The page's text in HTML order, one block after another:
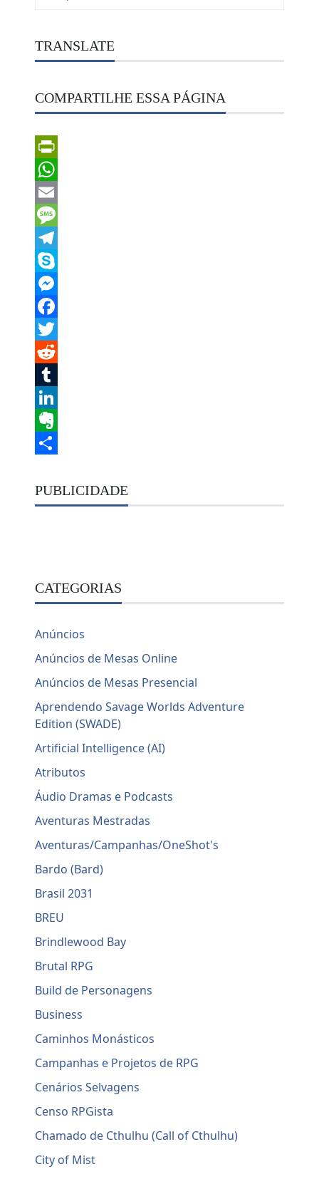
TRANSLATE
COMPARTILHE ESSA PÁGINA
PrintFriendly
WhatsApp
Email
Message
Telegram
Skype
Messenger
Facebook
Twitter
Reddit
Tumblr
LinkedIn
Evernote
PUBLICIDADE
CATEGORIAS
Anúncios
Anúncios de Mesas Online
Anúncios de Mesas Presencial
Aprendendo Savage Worlds Adventure
Edition (SWADE)
Artificial Intelligence (AI)
Atributos
Áudio Dramas e Podcasts
Aventuras Mestradas
Aventuras/Campanhas/OneShot's
Bardo (Bard)
Brasil 2031
BREU
Brindlewood Bay
Brutal RPG
Build de Personagens
Business
Caminhos Monásticos
Campanhas e Projetos de RPG
Cenários Selvagens
Censo RPGista
Chamado de Cthulhu (Call of Cthulhu)
City of Mist